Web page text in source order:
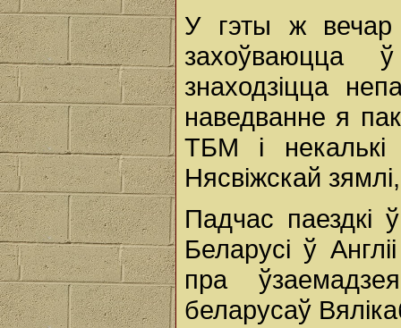
У гэты ж вечар
захоўваюцца
знаходзіцца
наведванне я
ТБМ і некалькі
Нясвіжскай
Падчас паездкі
Беларусі ў
пра
беларусаў